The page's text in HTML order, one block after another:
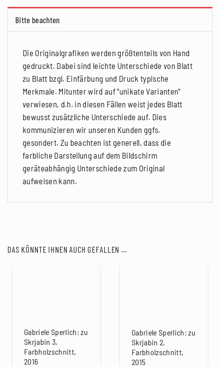
Bitte beachten
Die Originalgrafiken werden größtenteils von Hand
gedruckt. Dabei sind leichte Unterschiede von Blatt
zu Blatt bzgl. Einfärbung und Druck typische
Merkmale. Mitunter wird auf "unikate Varianten"
verwiesen, d.h. in diesen Fällen weist jedes Blatt
bewusst zusätzliche Unterschiede auf. Dies
kommunizieren wir unseren Kunden ggfs.
gesondert. Zu beachten ist generell, dass die
farbliche Darstellung auf dem Bildschirm
geräteabhängig Unterschiede zum Original
aufweisen kann.
DAS KÖNNTE IHNEN AUCH GEFALLEN …
Gabriele Sperlich: zu
Skrjabin 3,
Farbholzschnitt,
2016
Gabriele Sperlich: zu
Skrjabin 2,
Farbholzschnitt,
2015